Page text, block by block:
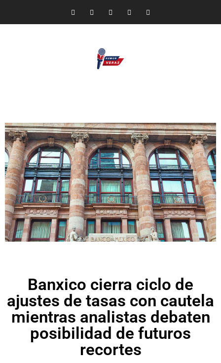
Banxico cierra ciclo de
ajustes de tasas con cautela
mientras analistas debaten
posibilidad de futuros
recortes